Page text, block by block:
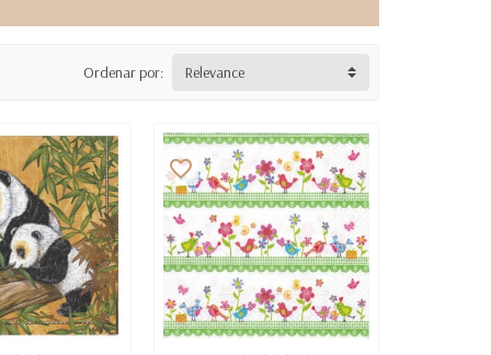
Ordenar por: Relevance
favorite_border